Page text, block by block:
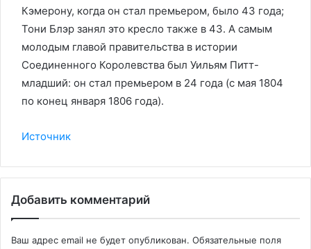
Кэмерону, когда он стал премьером, было 43 года;
Тони Блэр занял это кресло также в 43. А самым
молодым главой правительства в истории
Соединенного Королевства был Уильям Питт-
младший: он стал премьером в 24 года (с мая 1804
по конец января 1806 года).
Источник
Добавить комментарий
Ваш адрес email не будет опубликован. Обязательные поля